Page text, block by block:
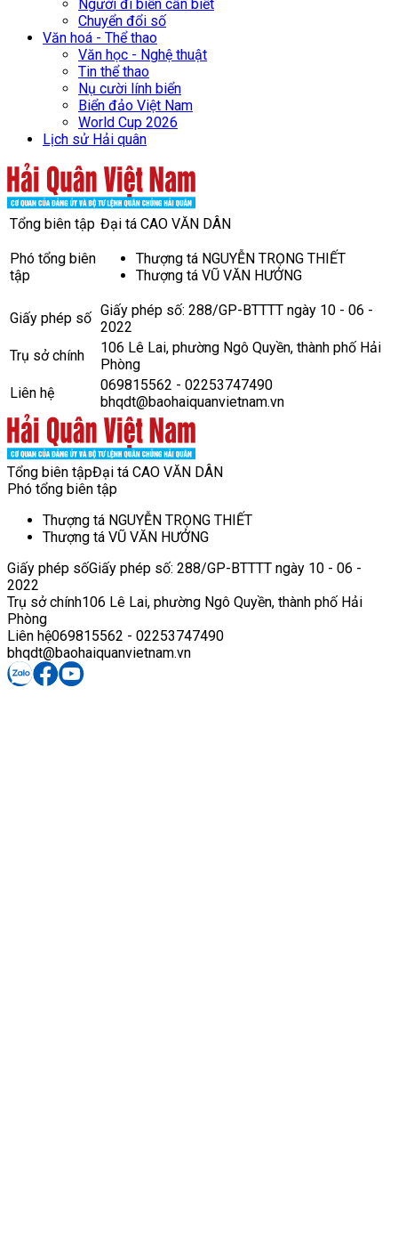
Người đi biển cần biết
Chuyển đổi số
Văn hoá - Thể thao
Văn học - Nghệ thuật
Tin thể thao
Nụ cười lính biển
Biển đảo Việt Nam
World Cup 2026
Lịch sử Hải quân
Tổng biên tập Đại tá CAO VĂN DÂN
Phó tổng biên
tập
Thượng tá NGUYỄN TRỌNG THIẾT
Thượng tá VŨ VĂN HƯỞNG
Giấy phép số Giấy phép số: 288/GP-BTTTT ngày 10 - 06 -
2022
Trụ sở chính
106 Lê Lai, phường Ngô Quyền, thành phố Hải
Phòng
Liên hệ
069815562 - 02253747490
bhqdt@baohaiquanvietnam.vn
Tổng biên tậpĐại tá CAO VĂN DÂN
Phó tổng biên tập
Thượng tá NGUYỄN TRỌNG THIẾT
Thượng tá VŨ VĂN HƯỞNG
Giấy phép sốGiấy phép số: 288/GP-BTTTT ngày 10 - 06 -
2022
Trụ sở chính106 Lê Lai, phường Ngô Quyền, thành phố Hải
Phòng
Liên hệ069815562 - 02253747490
bhqdt@baohaiquanvietnam.vn